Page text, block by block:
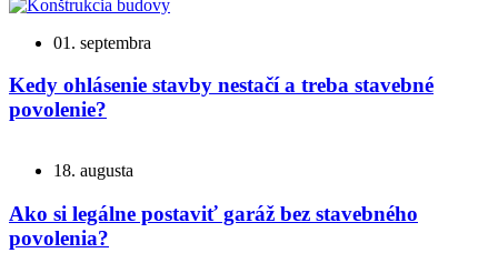
01. septembra
Kedy ohlásenie stavby nestačí a treba stavebné
povolenie?
18. augusta
Ako si legálne postaviť garáž bez stavebného
povolenia?